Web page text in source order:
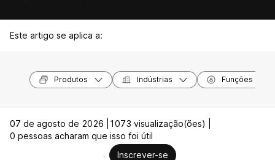
Este artigo se aplica a:
Produtos Indústrias Funções
07 de agosto de 2026 |
1073 visualização(ões) |
0 pessoas acharam que isso foi útil
Inscrever-se